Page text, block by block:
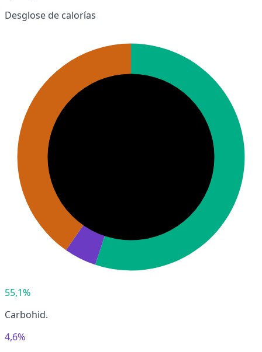
Desglose de calorías
55,1%
Carbohid.
4,6%